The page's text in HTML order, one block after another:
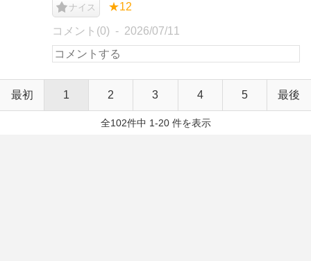
ナイス ★12
コメント(0) 2026/07/11
最初 1 2 3 4 5 最後
全102件中 1-20 件を表示